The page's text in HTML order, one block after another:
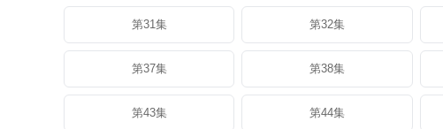
第31集 第32集
第37集 第38集
第43集 第44集